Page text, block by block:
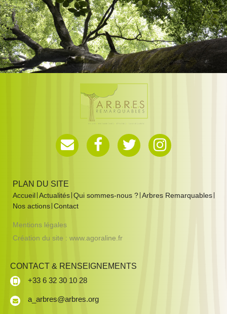
PLAN DU SITE
Accueil Actualités Qui sommes-nous ? Arbres Remarquables
Nos actions Contact
Mentions légales
Création du site : www.agoraline.fr
CONTACT & RENSEIGNEMENTS
+33 6 32 30 10 28
a_arbres@arbres.org